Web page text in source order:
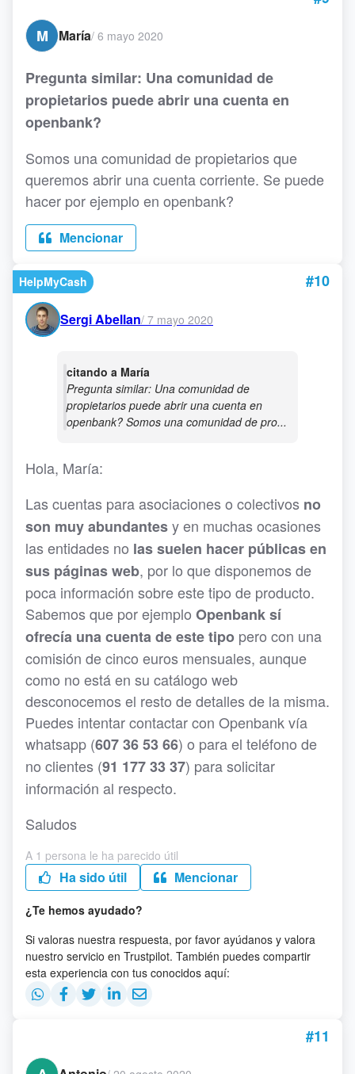
M
María/ 6 mayo 2020
Pregunta similar: Una comunidad de
propietarios puede abrir una cuenta en
openbank?
Somos una comunidad de propietarios que
queremos abrir una cuenta corriente. Se puede
hacer por ejemplo en openbank?
Mencionar
HelpMyCash #10
Sergi Abellan/ 7 mayo 2020
citando a María
Pregunta similar: Una comunidad de
propietarios puede abrir una cuenta en
openbank? Somos una comunidad de pro...
Hola, María:
Las cuentas para asociaciones o colectivos no
son muy abundantesy en muchas ocasiones
las entidades no las suelen hacer públicas en
sus páginas web, por lo que disponemos de
poca información sobre este tipo de producto.
Sabemos que por ejemplo Openbank sí
ofrecía una cuenta de este tipo pero con una
comisión de cinco euros mensuales, aunque
como no está en su catálogo web
desconocemos el resto de detalles de la misma.
Puedes intentar contactar con Openbank vía
whatsapp (607 36 53 66) o para el teléfono de
no clientes (91 177 33 37) para solicitar
información al respecto.
Saludos
A 1 persona le ha parecido útil
Ha sido útil Mencionar
¿Te hemos ayudado?
Si valoras nuestra respuesta, por favor ayúdanos y valora
nuestro servicio en Trustpilot. También puedes compartir
esta experiencia con tus conocidos aquí:
#11